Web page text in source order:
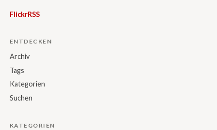
FlickrRSS
ENTDECKEN
Archiv
Tags
Kategorien
Suchen
KATEGORIEN